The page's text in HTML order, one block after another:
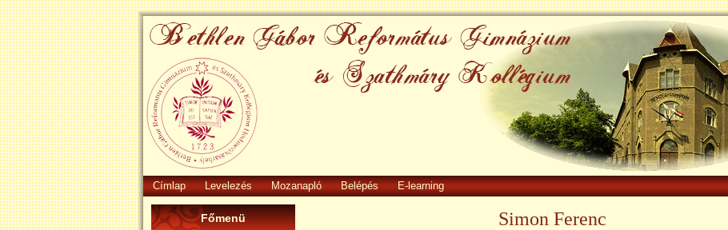
Címlap Levelezés Mozanapló Belépés E-learning
Főmenü Simon Ferenc